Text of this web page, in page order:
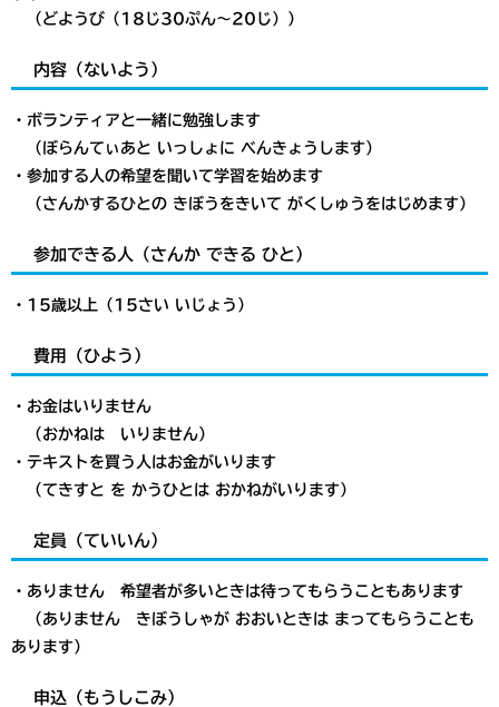
​ （どようび（18じ30ぷん～20じ））
内容（ないよう）
・ボランティアと一緒に勉強します
（ぼらんてぃあと いっしょに べんきょうします）
・参加する人の希望を聞いて学習を始めます
（さんかするひとの きぼうをきいて がくしゅうをはじめます）
参加できる人（さんか できる ひと）
・15歳以上（15さい いじょう）
費用（ひよう）
・お金はいりません
（おかねは いりません）
・テキストを買う人はお金がいります
（てきすと を かうひとは おかねがいります）
​定員（ていいん）
・ありません 希望者が多いときは待ってもらうこともあります
（ありません きぼうしゃが おおいときは まってもらうことも
あります）
申込（もうしこみ）